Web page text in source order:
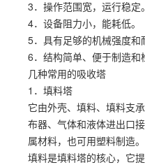
3．操作范围宽，运行稳定。
4．设备阻力小，能耗低。
5．具有足够的机械强度和
6．结构简单、便于制造和
几种常用的吸收塔
1．填料塔
它由外壳、填料、填料支
布器、气体和液体进出口
属材料，也可用塑料制造。
填料是填料塔的核心，它